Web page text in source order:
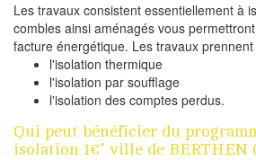
Les travaux consistent essentiellement à
combles ainsi aménagés vous
facture énergétique. Les travaux
l'isolation thermique
l'isolation par soufflage
l'isolation des comptes perdus.
Qui peut bénéficier du
isolation 1€" ville de BERTHEN